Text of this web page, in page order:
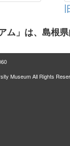
ム」は、島根
Museum All Rights